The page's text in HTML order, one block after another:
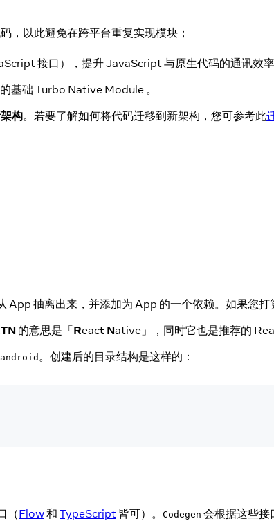
，以此避免在跨平台重复实现模块；
接口），提升 JavaScript 与原生代码的通讯效率
基础 Turbo Native Module 。
构。若要了解如何将代码迁移到新架构，您可参考此
App 抽离出来，并添加为 App 的一个依赖。如果您
的意思是「React Native」，同时它也是推荐的
android 。创建后的目录结构是这样的：
（Flow和 TypeScript 皆可）。 Codegen 会根据这些接